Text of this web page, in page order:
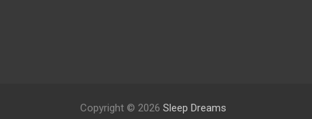
Copyright © 2026 Sleep Dreams